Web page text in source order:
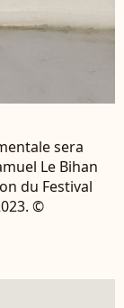
sera
Le Bihan
du Festival
©